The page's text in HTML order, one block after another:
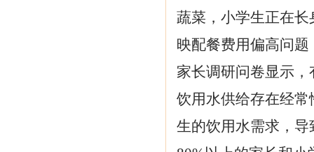
蔬菜，小学生正在
映配餐费用偏高问
家长调研问卷显示
饮用水供给存在经
生的饮用水需求，